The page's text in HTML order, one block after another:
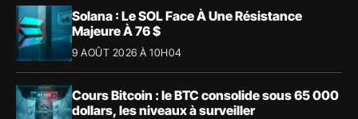
Solana : Le SOL Face À Une Résistance
Majeure À 76 $
9 AOÛT 2026 À 10H04
Cours Bitcoin : le BTC consolide sous 65 000
dollars, les niveaux à surveiller